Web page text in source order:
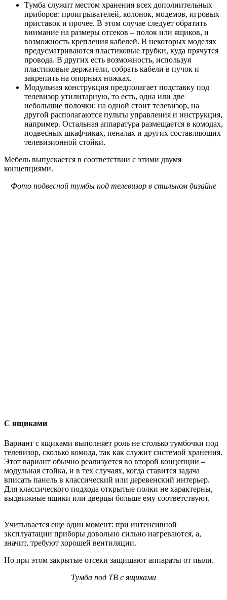
Тумба служит местом хранения всех дополнительных
приборов: проигрывателей, колонок, модемов, игровых
приставок и прочее. В этом случае следует обратить
внимание на размеры отсеков – полок или ящиков, и
возможность крепления кабелей. В некоторых моделях
предусматриваются пластиковые трубки, куда прячутся
провода. В других есть возможность, используя
пластиковые держатели, собрать кабели в пучок и
закрепить на опорных ножках.
Модульная конструкция предполагает подставку под
телевизор утилитарную, то есть, одна или две
небольшие полочки: на одной стоит телевизор, на
другой располагаются пульты управления и инструкция,
например. Остальная аппаратура размещается в комодах,
подвесных шкафчиках, пеналах и других составляющих
телевизионной стойки.
Мебель выпускается в соответствии с этими двумя
концепциями.
Фото подвесной тумбы под телевизор в стильном дизайне
С ящиками
Вариант с ящиками выполняет роль не столько тумбочки под
телевизор, сколько комода, так как служит системой хранения.
Этот вариант обычно реализуется во второй концепции –
модульная стойка, и в тех случаях, когда ставится задача
вписать панель в классический или деревенский интерьер.
Для классического подхода открытые полки не характерны,
выдвижные ящики или дверцы больше ему соответствуют.
Учитывается еще один момент: при интенсивной
эксплуатации приборы довольно сильно нагреваются, а,
значит, требуют хорошей вентиляции.
Но при этом закрытые отсеки защищают аппараты от пыли.
Тумба под ТВ с ящиками